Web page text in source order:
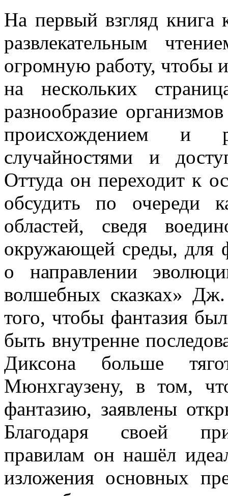
На первый взгляд книга
развлекательным
огромную работу, чтобы
на нескольких
разнообразие
происхождением и
случайностями и
Оттуда он переходит к
обсудить по очереди
областей, сведя
окружающей среды, для
о направлении
волшебных сказках»
того, чтобы фантазия
быть внутренне
Диксона больше
Мюнхгаузену, в том,
фантазию, заявлены
Благодаря своей
правилам он нашёл
изложения основных